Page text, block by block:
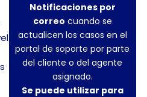
Notificaciones por
correo cuando se
actualicen los casos en el
portal de soporte por parte
del cliente o del agente
asignado.
Se puede utilizar para